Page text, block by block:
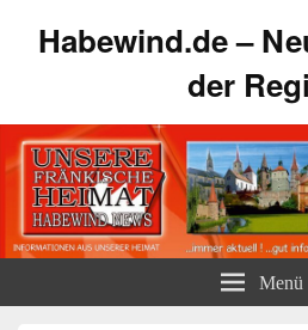
Habewind.de –
der
Menü